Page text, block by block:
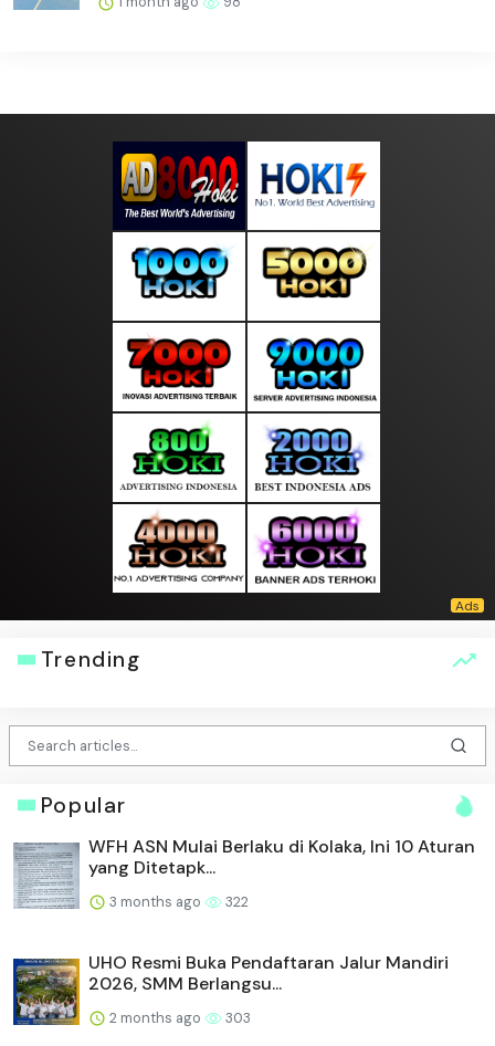
Trending
Popular
WFH ASN Mulai Berlaku di Kolaka, Ini 10 Aturan
yang Ditetapk...
3 months ago 322
UHO Resmi Buka Pendaftaran Jalur Mandiri
2026, SMM Berlangsu...
2 months ago 303